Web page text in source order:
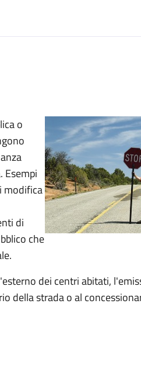
o
Esempi
modifica
di
che
dei centri abitati,
della strada o al